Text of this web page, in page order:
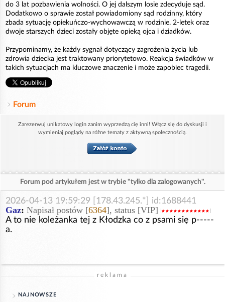
do 3 lat pozbawienia wolności. O jej dalszym losie zdecyduje sąd.
Dodatkowo o sprawie został powiadomiony sąd rodzinny, który
zbada sytuację opiekuńczo-wychowawczą w rodzinie. 2-letek oraz
dwoje starszych dzieci zostały objęte opieką ojca i dziadków.
Przypominamy, że każdy sygnał dotyczący zagrożenia życia lub
zdrowia dziecka jest traktowany priorytetowo. Reakcja świadków w
takich sytuacjach ma kluczowe znaczenie i może zapobiec tragedii.
Forum
Zarezerwuj unikatowy login zanim wyprzedzą cię inni! Włącz się do dyskusji i
wymieniaj poglądy na różne tematy z aktywną społecznością.
Forum pod artykułem jest w trybie "tylko dla zalogowanych".
2026-04-13 19:59:29 [178.43.245.*] id:1688441
Gaz: Napisał postów [6364], status [VIP]
A to nie koleżanka tej z Kłodzka co z psami się p-----
a.
reklama
NAJNOWSZE